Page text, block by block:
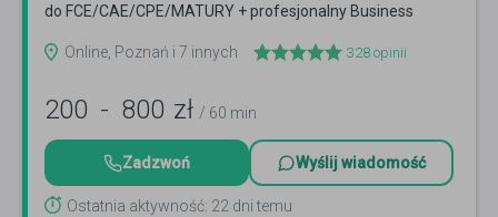
do FCE/CAE/CPE/MATURY + profesjonalny Business
Online, Poznań i 7 innych
328 opinii
200 - 800 zł / 60 min
Zadzwoń Wyślij wiadomość
Ostatnia aktywność: 22 dni temu